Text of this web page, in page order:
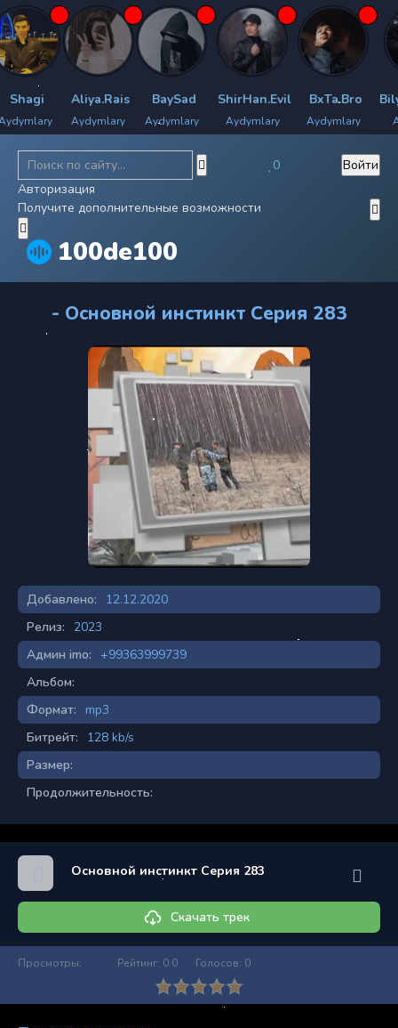
Aliya.Rais
Aydymlary
BaySad
Aydymlary
ShirHan.Evil
Aydymlary
BxTa.Bro
Aydymlary
100de100
0
Войти
Авторизация
Получите дополнительные возможности
- Основной инстинкт Серия 283
Добавлено:
12.12.2020
Релиз:
2023
Админ imo:
+99363999739
Альбом:
Формат:
mp3
Битрейт:
128 kb/s
Размер:
Продолжительность:
Основной инстинкт Серия 283
Скачать трек
Просмотры: Рейтинг: 0.0 Голосов: 0